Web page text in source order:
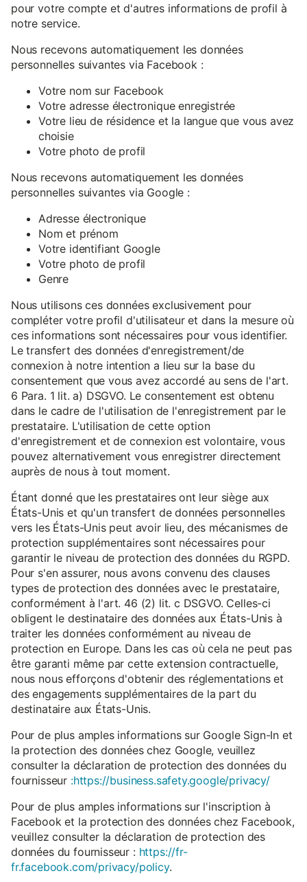
pour votre compte et d'autres informations de profil à
notre service.
Nous recevons automatiquement les données
personnelles suivantes via Facebook :
Votre nom sur Facebook
Votre adresse électronique enregistrée
Votre lieu de résidence et la langue que vous avez
choisie
Votre photo de profil
Nous recevons automatiquement les données
personnelles suivantes via Google :
Adresse électronique
Nom et prénom
Votre identifiant Google
Votre photo de profil
Genre
Nous utilisons ces données exclusivement pour
compléter votre profil d'utilisateur et dans la mesure où
ces informations sont nécessaires pour vous identifier.
Le transfert des données d'enregistrement/de
connexion à notre intention a lieu sur la base du
consentement que vous avez accordé au sens de l'art.
6 Para. 1 lit. a) DSGVO. Le consentement est obtenu
dans le cadre de l'utilisation de l'enregistrement par le
prestataire. L'utilisation de cette option
d'enregistrement et de connexion est volontaire, vous
pouvez alternativement vous enregistrer directement
auprès de nous à tout moment.
Étant donné que les prestataires ont leur siège aux
États-Unis et qu'un transfert de données personnelles
vers les États-Unis peut avoir lieu, des mécanismes de
protection supplémentaires sont nécessaires pour
garantir le niveau de protection des données du RGPD.
Pour s'en assurer, nous avons convenu des clauses
types de protection des données avec le prestataire,
conformément à l'art. 46 (2) lit. c DSGVO. Celles-ci
obligent le destinataire des données aux États-Unis à
traiter les données conformément au niveau de
protection en Europe. Dans les cas où cela ne peut pas
être garanti même par cette extension contractuelle,
nous nous efforçons d'obtenir des réglementations et
des engagements supplémentaires de la part du
destinataire aux États-Unis.
Pour de plus amples informations sur Google Sign-In et
la protection des données chez Google, veuillez
consulter la déclaration de protection des données du
fournisseur :https://business.safety.google/privacy/
Pour de plus amples informations sur l'inscription à
Facebook et la protection des données chez Facebook,
veuillez consulter la déclaration de protection des
données du fournisseur : https://fr-
fr.facebook.com/privacy/policy.